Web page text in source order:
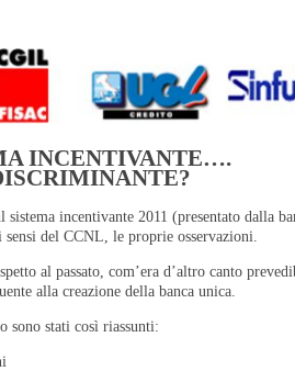
INCENTIVANTE….
incentivante 2011 (presentato dalla
del CCNL, le proprie osservazioni.
al passato, com’era d’altro canto
alla creazione della banca unica.
sono stati così riassunti: